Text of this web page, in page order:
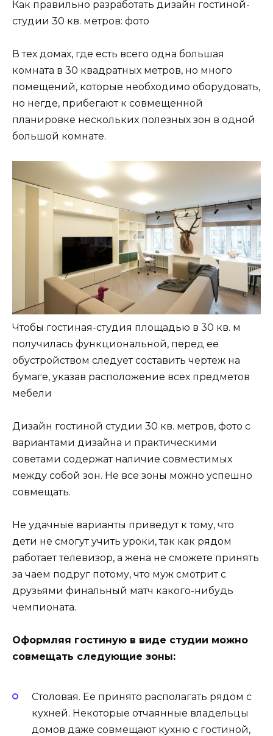
Как правильно разработать дизайн гостиной-
студии 30 кв. метров: фото
В тех домах, где есть всего одна большая
комната в 30 квадратных метров, но много
помещений, которые необходимо оборудовать,
но негде, прибегают к совмещенной
планировке нескольких полезных зон в одной
большой комнате.
Чтобы гостиная-студия площадью в 30 кв. м
получилась функциональной, перед ее
обустройством следует составить чертеж на
бумаге, указав расположение всех предметов
мебели
Дизайн гостиной студии 30 кв. метров, фото с
вариантами дизайна и практическими
советами содержат наличие совместимых
между собой зон. Не все зоны можно успешно
совмещать.
Не удачные варианты приведут к тому, что
дети не смогут учить уроки, так как рядом
работает телевизор, а жена не сможете принять
за чаем подруг потому, что муж смотрит с
друзьями финальный матч какого-нибудь
чемпионата.
Оформляя гостиную в виде студии можно
совмещать следующие зоны:
Столовая. Ее принято располагать рядом с
кухней. Некоторые отчаянные владельцы
домов даже совмещают кухню с гостиной,